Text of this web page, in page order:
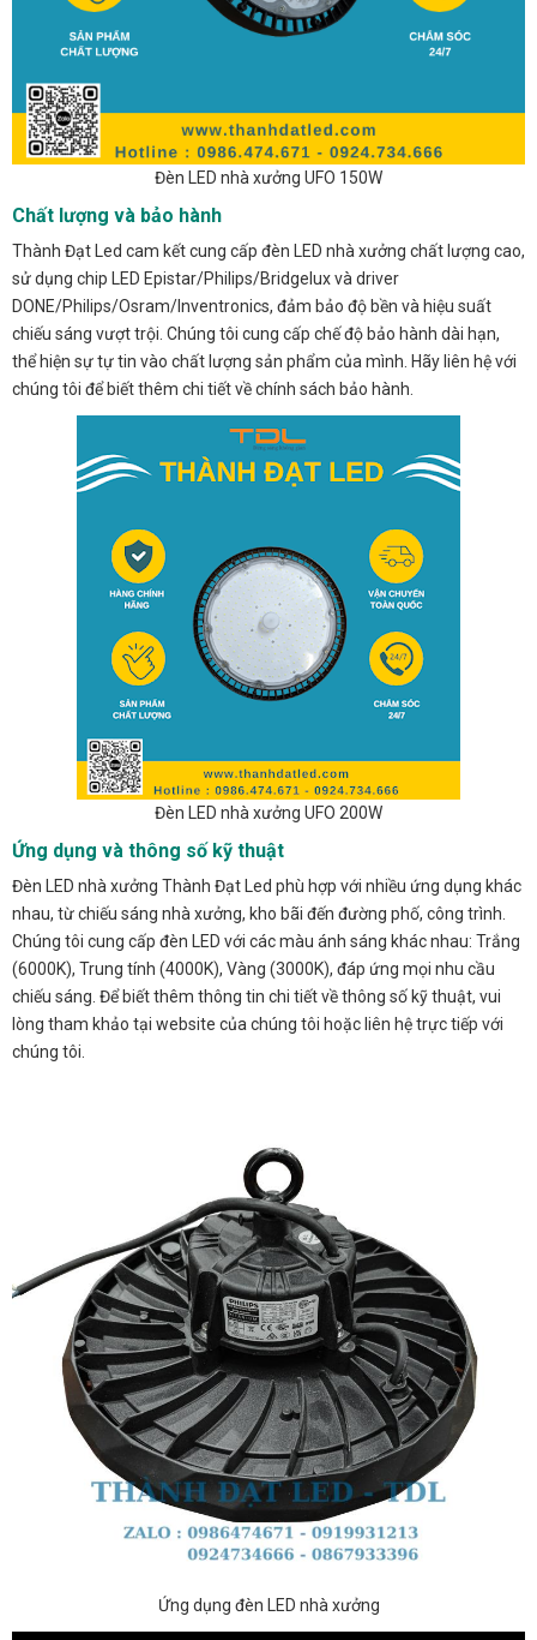
Đèn LED nhà xưởng UFO 150W
Chất lượng và bảo hành
Thành Đạt Led cam kết cung cấp đèn LED nhà xưởng chất lượng cao,
sử dụng chip LED Epistar/Philips/Bridgelux và driver
DONE/Philips/Osram/Inventronics, đảm bảo độ bền và hiệu suất
chiếu sáng vượt trội. Chúng tôi cung cấp chế độ bảo hành dài hạn,
thể hiện sự tự tin vào chất lượng sản phẩm của mình. Hãy liên hệ với
chúng tôi để biết thêm chi tiết về chính sách bảo hành.
Đèn LED nhà xưởng UFO 200W
Ứng dụng và thông số kỹ thuật
Đèn LED nhà xưởng Thành Đạt Led phù hợp với nhiều ứng dụng khác
nhau, từ chiếu sáng nhà xưởng, kho bãi đến đường phố, công trình.
Chúng tôi cung cấp đèn LED với các màu ánh sáng khác nhau: Trắng
(6000K), Trung tính (4000K), Vàng (3000K), đáp ứng mọi nhu cầu
chiếu sáng. Để biết thêm thông tin chi tiết về thông số kỹ thuật, vui
lòng tham khảo tại website của chúng tôi hoặc liên hệ trực tiếp với
chúng tôi.
Ứng dụng đèn LED nhà xưởng